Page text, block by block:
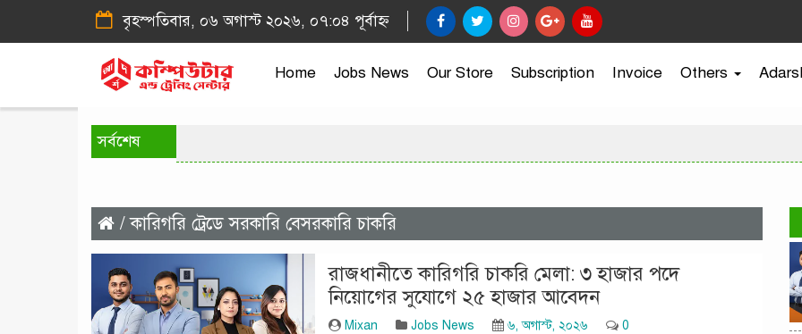
বৃহস্পতিবার, ০৬ অগাস্ট ২০২৬, ০৭:০৪ পূর্বাহ্ন
Home Jobs News Our Store Subscription Invoice Others
সর্বশেষ
/ কারিগরি ট্রেডে সরকারি বেসরকারি চাকরি
রাজধানীতে কারিগরি চাকরি মেলা: ৩ হাজার পদে
নিয়োগের সুযোগে ২৫ হাজার আবেদন
Mixan Jobs News ৬, অগাস্ট, ২০২৬ 0